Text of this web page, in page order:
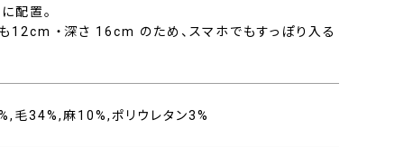
配置。
12cm ・深さ 16cm のため、スマホでもすっぽり入る
毛34%,麻10%,ポリウレタン3%